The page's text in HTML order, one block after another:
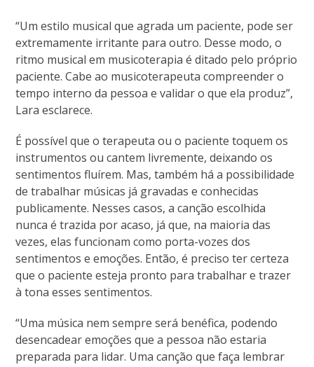
“Um estilo musical que agrada um paciente, pode ser
extremamente irritante para outro. Desse modo, o
ritmo musical em musicoterapia é ditado pelo próprio
paciente. Cabe ao musicoterapeuta compreender o
tempo interno da pessoa e validar o que ela produz”,
Lara esclarece.
É possível que o terapeuta ou o paciente toquem os
instrumentos ou cantem livremente, deixando os
sentimentos fluírem. Mas, também há a possibilidade
de trabalhar músicas já gravadas e conhecidas
publicamente. Nesses casos, a canção escolhida
nunca é trazida por acaso, já que, na maioria das
vezes, elas funcionam como porta-vozes dos
sentimentos e emoções. Então, é preciso ter certeza
que o paciente esteja pronto para trabalhar e trazer
à tona esses sentimentos.
“Uma música nem sempre será benéfica, podendo
desencadear emoções que a pessoa não estaria
preparada para lidar. Uma canção que faça lembrar